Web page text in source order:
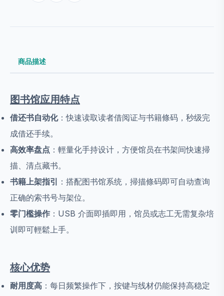
商品描述
图书馆应用特点
借还书自动化：快速读取读者借阅证与书籍條码，秒级完
成借还手续。
高效率盘点 ：輕量化手持设计，方便馆员在书架间快速掃
描、清点藏书。
书籍上架指引
：搭配图书馆系统，掃描條码即可自动查询
正确的索书号与架位。
零门檻操作 ：USB 介面即插即用，馆员或志工无需复杂培
训即可輕鬆上手。
核心优势
耐用度高 ：每日频繁操作下，按键与线材仍能保持高稳定